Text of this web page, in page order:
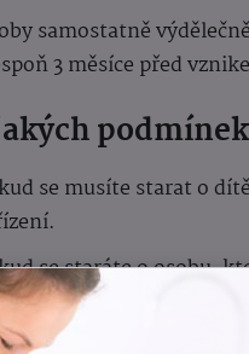
samostatně
3 měsíce před
se musíte starat o
se staráte o osobu,
v I. stupni
navštěvovat školu